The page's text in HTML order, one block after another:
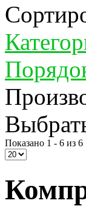
Показано 1 - 6 из 6